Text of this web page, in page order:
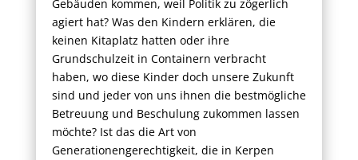
Gebäuden kommen, weil Politik zu zögerlich
agiert hat? Was den Kindern erklären, die
keinen Kitaplatz hatten oder ihre
Grundschulzeit in Containern verbracht
haben, wo diese Kinder doch unsere Zukunft
sind und jeder von uns ihnen die bestmögliche
Betreuung und Beschulung zukommen lassen
möchte? Ist das die Art von
Generationengerechtigkeit, die in Kerpen